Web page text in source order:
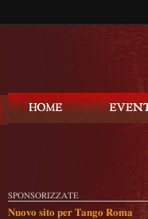
SPONSORIZZATE
Nuovo sito per Tango Roma